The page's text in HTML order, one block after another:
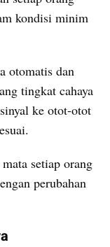
kondisi minim
otomatis dan
tingkat cahaya
ke otot-otot
setiap orang
perubahan